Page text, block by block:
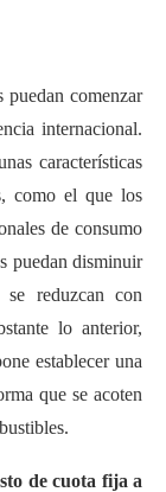
puedan comenzar
internacional.
características
como el que los
de consumo
puedan disminuir
reduzcan con
lo anterior,
establecer una
que se acoten
de cuota fija a